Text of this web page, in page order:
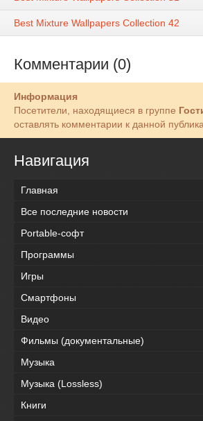
Best Mixture Wallpapers Collection 42
Комментарии (0)
Информация
Посетители, находящиеся в группе
оставлять комментарии к данной
Навигация
Главная
Все последние новости
Portable-софт
Программы
Игры
Смартфоны
Видео
Фильмы (документальные)
Музыка
Музыка (Lossless)
Книги